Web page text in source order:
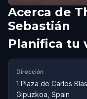
Acerca de
Sebastián
Planifica tu
Dirección
1 Plaza de Carlos
Gipuzkoa, Spain